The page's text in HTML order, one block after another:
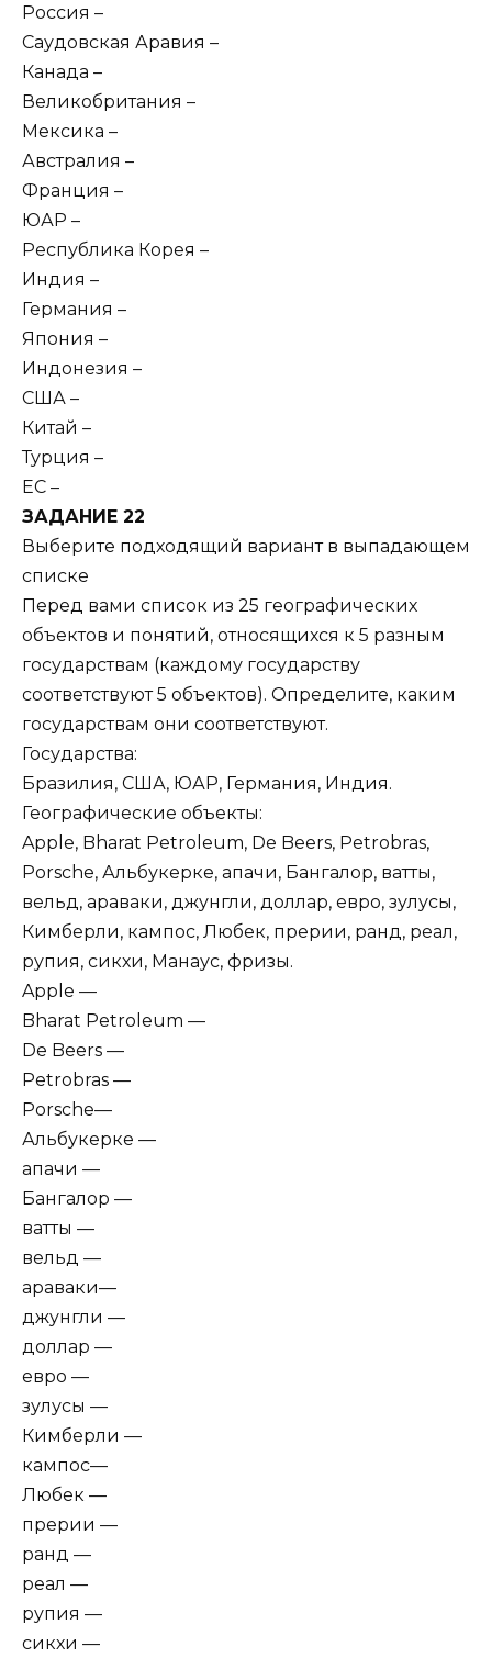
Россия –
Саудовская Аравия –
Канада –
Великобритания –
Мексика –
Австралия –
Франция –
ЮАР –
Республика Корея –
Индия –
Германия –
Япония –
Индонезия –
США –
Китай –
Турция –
ЕС –
ЗАДАНИЕ 22
Выберите подходящий вариант в выпадающем
списке
Перед вами список из 25 географических
объектов и понятий, относящихся к 5 разным
государствам (каждому государству
соответствуют 5 объектов). Определите, каким
государствам они соответствуют.
Государства:
Бразилия, США, ЮАР, Германия, Индия.
Географические объекты:
Apple, Bharat Petroleum, De Beers, Petrobras,
Porsche, Альбукерке, апачи, Бангалор, ватты,
вельд, араваки, джунгли, доллар, евро, зулусы,
Кимберли, кампос, Любек, прерии, ранд, реал,
рупия, сикхи, Манаус, фризы.
Apple —
Bharat Petroleum —
De Beers —
Petrobras —
Porsche—
Альбукерке —
апачи —
Бангалор —
ватты —
вельд —
араваки—
джунгли —
доллар —
евро —
зулусы —
Кимберли —
кампос—
Любек —
прерии —
ранд —
реал —
рупия —
сикхи —